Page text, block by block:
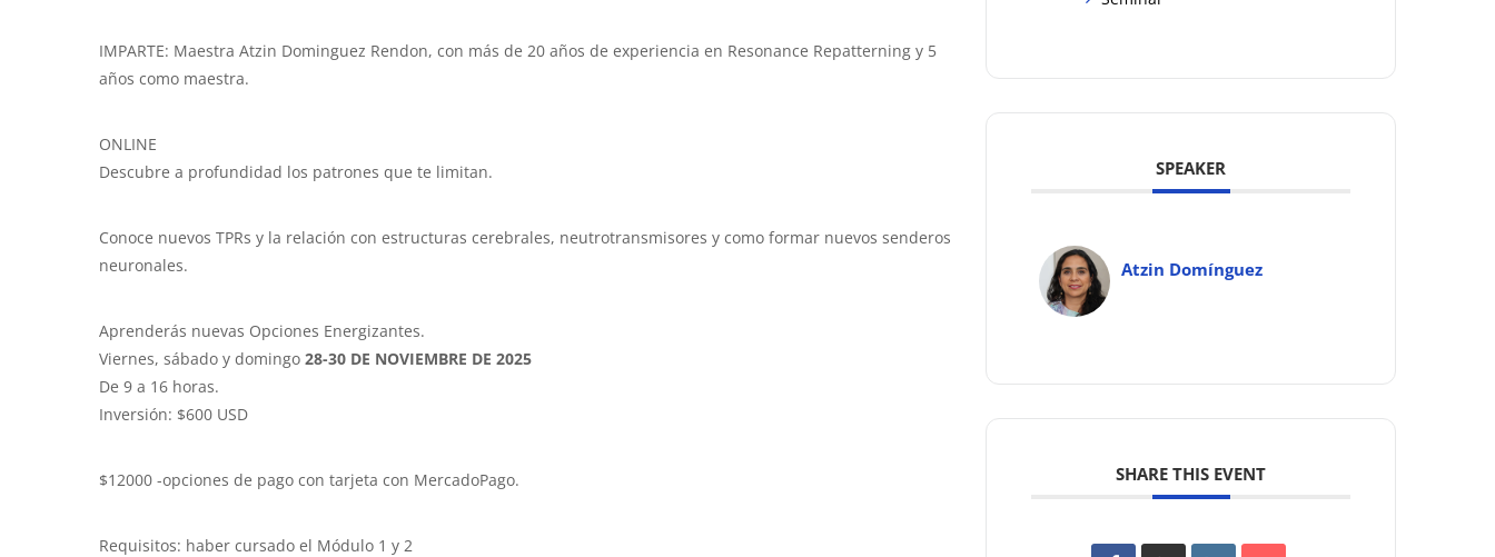
IMPARTE: Maestra Atzin Dominguez Rendon, con más de 20 años de experiencia en Resonance Repatterning y 5
años como maestra.
ONLINE
Descubre a profundidad los patrones que te limitan.
Conoce nuevos TPRs y la relación con estructuras cerebrales, neutrotransmisores y como formar nuevos senderos
neuronales.
Aprenderás nuevas Opciones Energizantes.
Viernes, sábado y domingo 28-30 DE NOVIEMBRE DE 2025
De 9 a 16 horas.
Inversión: $600 USD
$12000 -opciones de pago con tarjeta con MercadoPago.
Requisitos: haber cursado el Módulo 1 y 2
SPEAKER
Atzin Domínguez
SHARE THIS EVENT